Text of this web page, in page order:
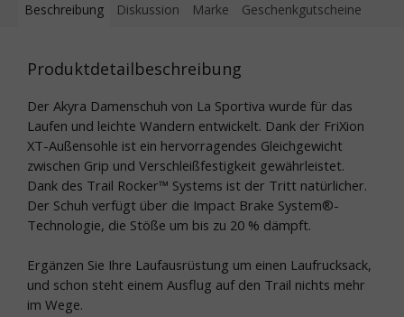
Beschreibung Diskussion Marke Geschenkgutscheine
Produktdetailbeschreibung
Der Akyra Damenschuh von La Sportiva wurde für das
Laufen und leichte Wandern entwickelt. Dank der FriXion
XT-Außensohle ist ein hervorragendes Gleichgewicht
zwischen Grip und Verschleißfestigkeit gewährleistet.
Dank des Trail Rocker™ Systems ist der Tritt natürlicher.
Der Schuh verfügt über die Impact Brake System®-
Technologie, die Stöße um bis zu 20 % dämpft.
Ergänzen Sie Ihre Laufausrüstung um einen Laufrucksack,
und schon steht einem Ausflug auf den Trail nichts mehr
im Wege.